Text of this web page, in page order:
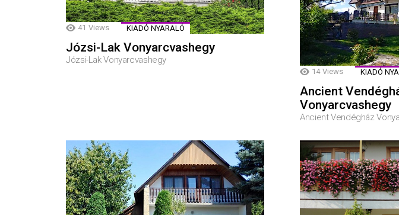
41 Views KIADÓ NYARALÓ
Józsi-Lak Vonyarcvashegy
Józsi-Lak Vonyarcvashegy
14 Views KIADÓ
Ancient
Vonyarcvashegy
Ancient Vendégház